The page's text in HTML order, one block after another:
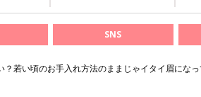
SNS
？若い頃のお手入れ方法のままじゃイタイ眉にな